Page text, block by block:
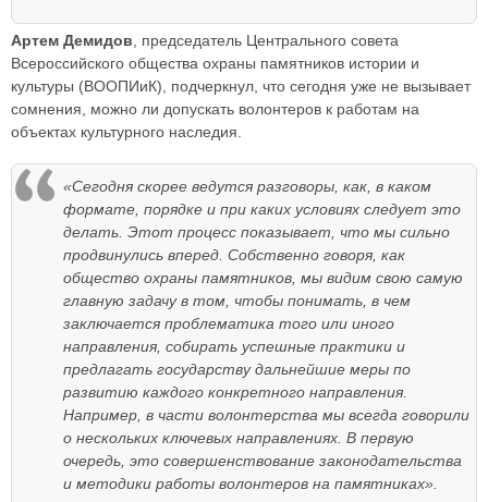
Артем Демидов , председатель Центрального совета
Всероссийского общества охраны памятников истории и
культуры (ВООПИиК), подчеркнул, что сегодня уже не вызывает
сомнения, можно ли допускать волонтеров к работам на
объектах культурного наследия.
«Сегодня скорее ведутся разговоры, как, в каком
формате, порядке и при каких условиях следует это
делать. Этот процесс показывает, что мы сильно
продвинулись вперед. Собственно говоря, как
общество охраны памятников, мы видим свою самую
главную задачу в том, чтобы понимать, в чем
заключается проблематика того или иного
направления, собирать успешные практики и
предлагать государству дальнейшие меры по
развитию каждого конкретного направления.
Например, в части волонтерства мы всегда говорили
о нескольких ключевых направлениях. В первую
очередь, это совершенствование законодательства
и методики работы волонтеров на памятниках».